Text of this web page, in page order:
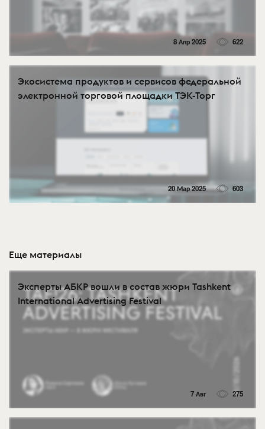
8 Апр 2025 622
Экосистема продуктов и сервисов федеральной
электронной торговой площадки ТЭК-Торг
20 Мар 2025 603
Еще материалы
Эксперты АБКР вошли в состав жюри Tashkent
International Advertising Festival
7 Авг 275